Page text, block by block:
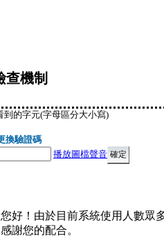
查機制
到的字元(字母區分大小寫)
換驗證碼
播放圖檔聲音
好！由於目前系統使用人數眾
謝您的配合。